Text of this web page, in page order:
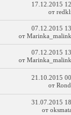
17.12.2015
от
07.12.2015
от
07.12.2015
от
21.10.2015
от
31.07.2015
от